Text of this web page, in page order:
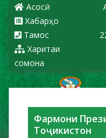
Асосӣ
Хабарҳо
Тамос
Харитаи
сомона
Фармони
Тоҷикистон